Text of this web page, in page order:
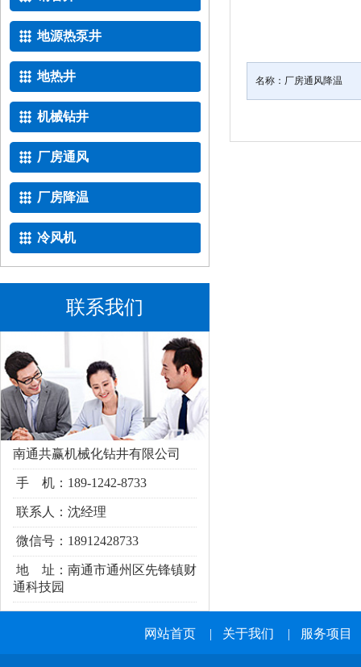
地源热泵井
地热井
机械钻井
厂房通风
厂房降温
冷风机
联系我们
南通共赢机械化钻井有限公司
手 机：189-1242-8733
联系人：沈经理
微信号：18912428733
地 址：南通市通州区先锋镇财
通科技园
名称： 厂房通风降温
网站首页 | 关于我们 | 服务项目